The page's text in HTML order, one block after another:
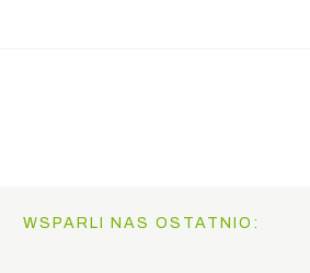
WSPARLI NAS OSTATNIO: